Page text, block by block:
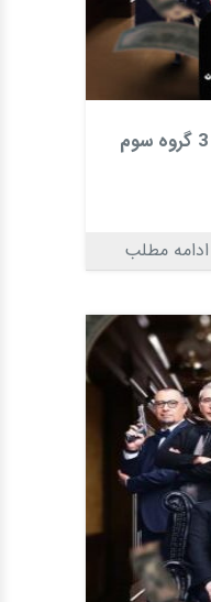
دانلود شب های مافیا 3 گروه سوم
ادامه مطلب